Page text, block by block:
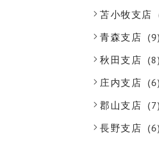
苫小牧支店
青森支店 (9)
秋田支店 (8)
庄内支店 (6)
郡山支店 (7)
長野支店 (6)